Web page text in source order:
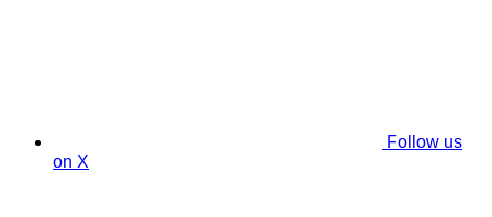
Follow us
on X